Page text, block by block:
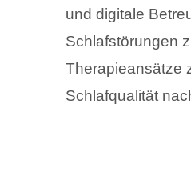
und digitale
Schlafstörungen
Therapieansätze
Schlafqualität